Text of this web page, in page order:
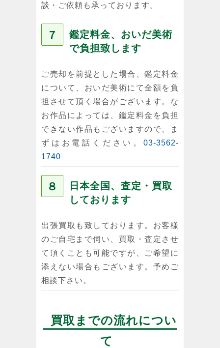
談・ご依頼も承っております。
７
鑑定料金、おいだ美術
で負担致します
ご売却を前提とした場合、鑑定料金
について、おいだ美術にて全額を負
担させて頂く場合がございます。な
お作品によっては、鑑定料金を負担
できない作品もございますので、ま
ずはお電話ください。 03-3562-
1740
８
日本全国、査定・買取
しております
出張買取も致しております。お客様
のご自宅まで伺い、買取・査定させ
て頂くことも可能ですが、ご希望に
添えない場合もございます。予めご
相談下さい。
買取までの流れについ
て